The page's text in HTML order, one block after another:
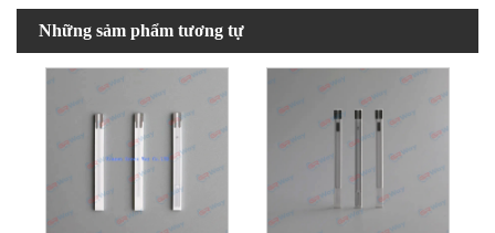
Những sảm phẩm tương tự